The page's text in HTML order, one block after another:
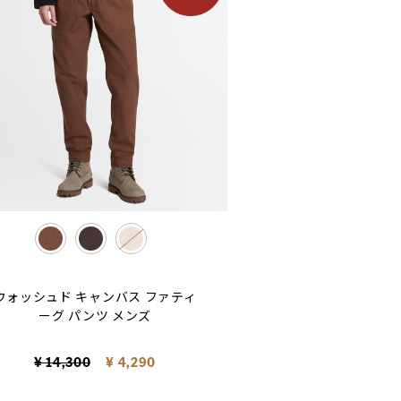
selected
ォッシュド キャンバス ファティ
ーグ パンツ メンズ
Price reduced from
¥ 14,300to ¥ 4,290